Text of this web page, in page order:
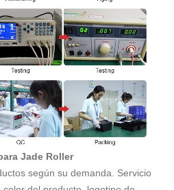
Jade Roller
según su demanda. Servicio